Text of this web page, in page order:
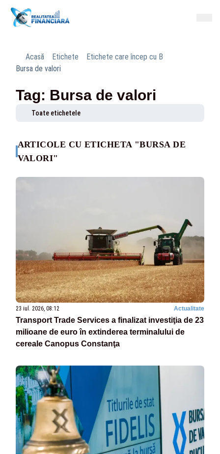
Acasă Etichete
Etichete care încep cu B
Bursa de valori
Tag: Bursa de valori
Toate etichetele
ARTICOLE CU ETICHETA "BURSA DE
VALORI"
23 iul. 2026, 08:12 Actualitate
Transport Trade Services a finalizat investiţia de 23
milioane de euro în extinderea terminalului de
cereale Canopus Constanţa